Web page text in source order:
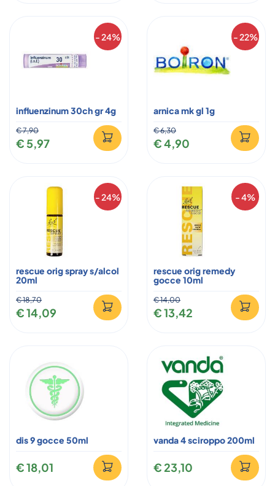
- 24%
influenzinum 30ch gr 4g
€ 7,90
€ 5,97
- 22%
arnica mk gl 1g
€ 6,30
€ 4,90
- 24%
rescue orig spray s/alcol
20ml
€ 18,70
€ 14,09
- 4%
rescue orig remedy
gocce 10ml
€ 14,00
€ 13,42
dis 9 gocce 50ml
€ 18,01
vanda 4 sciroppo 200ml
€ 23,10